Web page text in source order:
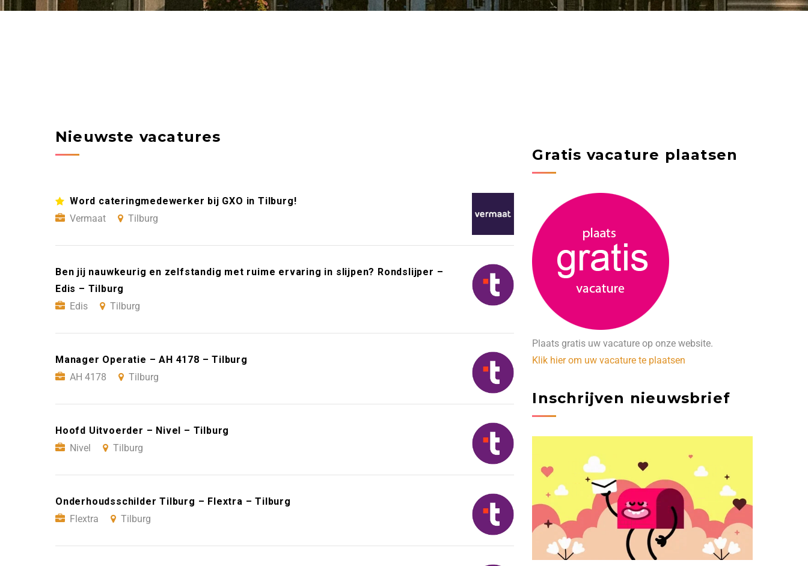
Nieuwste vacatures
Word cateringmedewerker bij GXO in Tilburg!
Vermaat
Tilburg
Ben jij nauwkeurig en zelfstandig met ruime ervaring in slijpen? Rondslijper –
Edis – Tilburg
Edis
Tilburg
Manager Operatie – AH 4178 – Tilburg
AH 4178
Tilburg
Hoofd Uitvoerder – Nivel – Tilburg
Nivel
Tilburg
Onderhoudsschilder Tilburg – Flextra – Tilburg
Flextra
Tilburg
Gratis vacature plaatsen
Plaats gratis uw vacature op onze website.
Klik hier om uw vacature te plaatsen
Inschrijven nieuwsbrief